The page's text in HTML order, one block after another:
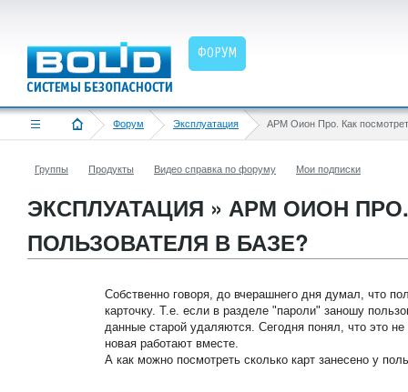
ФОРУМ
Форум Эксплуатация
Группы Продукты Видео справка по форуму Мои подписки
ЭКСПЛУАТАЦИЯ » АРМ ОИОН
ПОЛЬЗОВАТЕЛЯ В БАЗЕ?
Собственно говоря, до вчерашнего дня думал, что
карточку. Т.е. если в разделе "пароли" заношу
данные старой удаляются. Сегодня понял, что это не
новая работают вместе.
А как можно посмотреть сколько карт занесено у